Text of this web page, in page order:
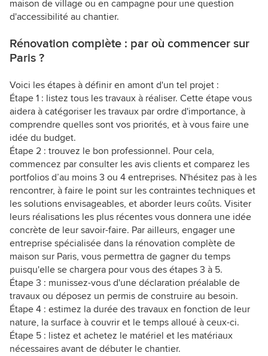
maison de village ou en campagne pour une question
d'accessibilité au chantier.
Rénovation complète : par où commencer sur
Paris ?
Voici les étapes à définir en amont d'un tel projet :
Étape 1 : listez tous les travaux à réaliser. Cette étape vous
aidera à catégoriser les travaux par ordre d'importance, à
comprendre quelles sont vos priorités, et à vous faire une
idée du budget.
Étape 2 : trouvez le bon professionnel. Pour cela,
commencez par consulter les avis clients et comparez les
portfolios d’au moins 3 ou 4 entreprises. N'hésitez pas à les
rencontrer, à faire le point sur les contraintes techniques et
les solutions envisageables, et aborder leurs coûts. Visiter
leurs réalisations les plus récentes vous donnera une idée
concrète de leur savoir-faire. Par ailleurs, engager une
entreprise spécialisée dans la rénovation complète de
maison sur Paris, vous permettra de gagner du temps
puisqu'elle se chargera pour vous des étapes 3 à 5.
Étape 3 : munissez-vous d'une déclaration préalable de
travaux ou déposez un permis de construire au besoin.
Étape 4 : estimez la durée des travaux en fonction de leur
nature, la surface à couvrir et le temps alloué à ceux-ci.
Étape 5 : listez et achetez le matériel et les matériaux
nécessaires avant de débuter le chantier.